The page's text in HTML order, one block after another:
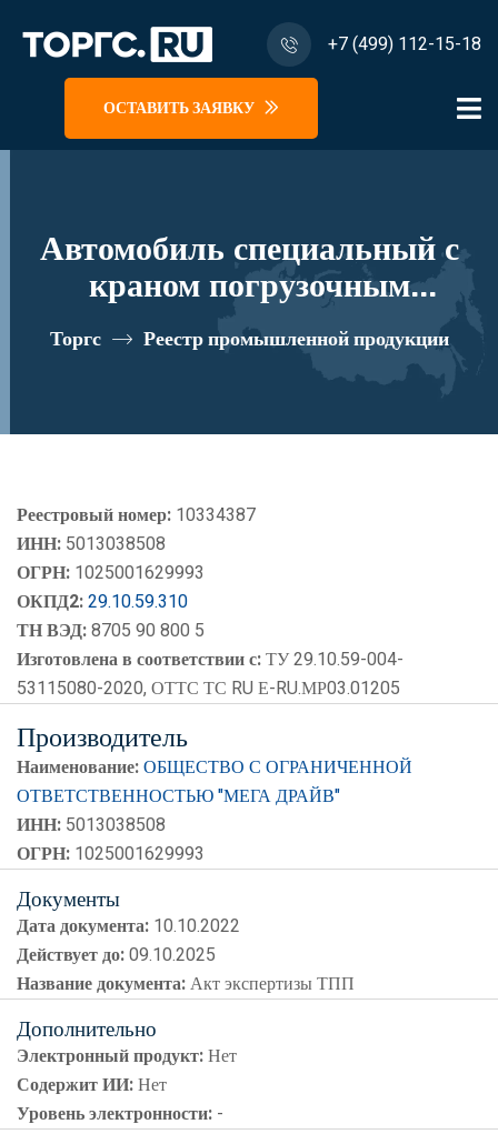
+7 (499) 112-15-18
ОСТАВИТЬ ЗАЯВКУ
Автомобиль специальный с
краном погрузочным
гидравлическим типа МКМА
на базе КАМАЗ 65115 и его
реестровый номер 10334387
Торгс Реестр промышленной продукции
Реестровый номер: 10334387
ИНН: 5013038508
ОГРН: 1025001629993
ОКПД2:29.10.59.310
ТН ВЭД:8705 90 800 5
Изготовлена в соответствии с:ТУ 29.10.59-004-
53115080-2020, ОТТС ТС RU Е-RU.МР03.01205
Производитель
Наименование:ОБЩЕСТВО С ОГРАНИЧЕННОЙ
ОТВЕТСТВЕННОСТЬЮ "МЕГА ДРАЙВ"
ИНН: 5013038508
ОГРН: 1025001629993
Документы
Дата документа: 10.10.2022
Действует до:09.10.2025
Название документа:Акт экспертизы ТПП
Дополнительно
Электронный продукт:Нет
Содержит ИИ:Нет
Уровень электронности: -